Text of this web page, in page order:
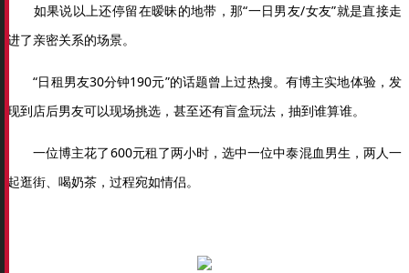
如果说以上还停留在暧昧的地带，那“一日男友/女友”就是直接走
进了亲密关系的场景。
“日租男友30分钟190元”的话题曾上过热搜。有博主实地体验，发
现到店后男友可以现场挑选，甚至还有盲盒玩法，抽到谁算谁。
一位博主花了600元租了两小时，选中一位中泰混血男生，两人一
起逛街、喝奶茶，过程宛如情侣。